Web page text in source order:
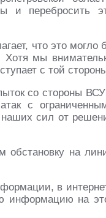
и перебросить
что это могло
Хотя мы
с той
со стороны
с
сил от
обстановку на
в
информацию на